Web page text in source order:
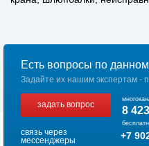
Есть вопросы по
Задайте их нашим экспертам -
задать вопрос 8
связь через
мессенджеры
+7